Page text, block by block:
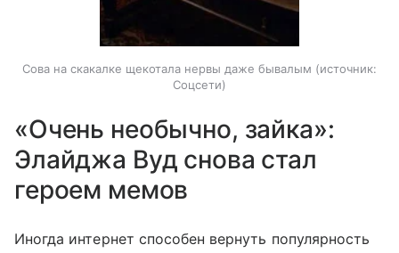
Сова на скакалке щекотала нервы даже бывалым
источник:
Соцсети
«Очень необычно, зайка»:
Элайджа Вуд снова стал
героем мемов
Иногда интернет способен вернуть популярность